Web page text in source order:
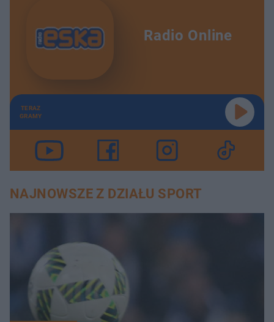
Radio Online
TERAZ
GRAMY
NAJNOWSZE Z DZIAŁU SPORT